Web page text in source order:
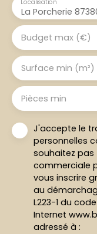
La Porcherie
Localisation
Budget max (€)
Surface min (m²)
Pièces min
J'accepte le
personnelles
souhaitez
commerciale
vous inscrire
au
L223-1 du
Internet
adressé à :